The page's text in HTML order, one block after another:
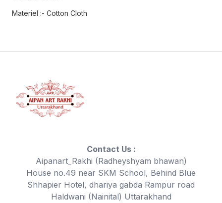
Materiel :- Cotton Cloth
Contact Us :
Aipanart_Rakhi (Radheyshyam bhawan)
House no.49 near SKM School, Behind Blue
Shhapier Hotel, dhariya gabda Rampur road
Haldwani (Nainital) Uttarakhand